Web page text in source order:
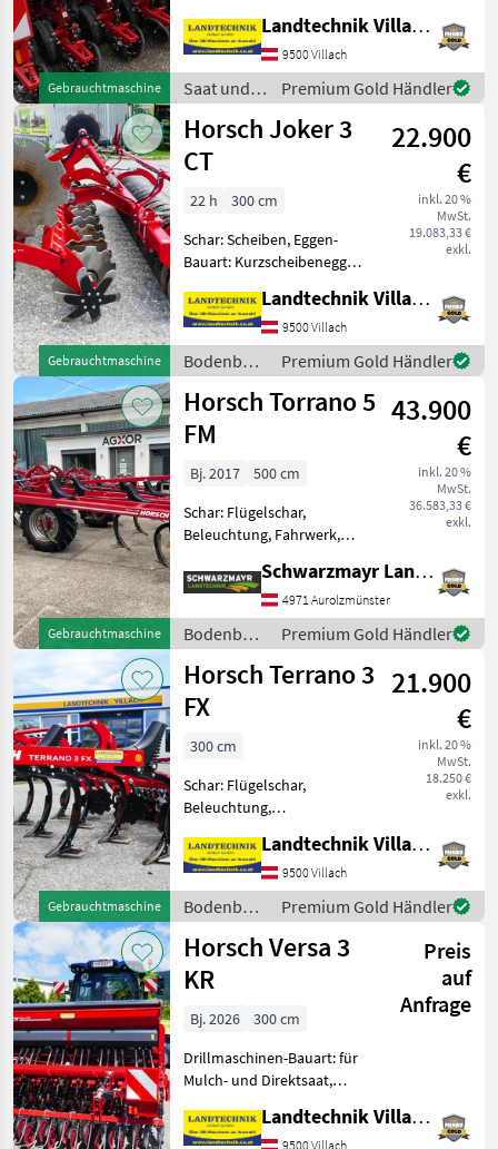
Gebrauchtmaschine
Direktsaatausstattung,
Gummidruckrollen, hydr.
klappbar, Mais,
pneumatisch,
Reihendüngerstreuer,
Rüben, elektr. Überw
Landtechnik Villach GmbH
9500 Villach
Saat und
Pflege /
Horsch
Premium Gold Händler
Gebrauchtmaschine
Horsch Joker 3
CT
22.900
€
inkl. 20 %
MwSt.
19.083,33 €
exkl.
22 h
300 cm
Schar: Scheiben, Eggen-
Bauart: Kurzscheibenegge,
Scheibenegge 3 CT, 3 m
Scheibeneggen,
Randscheiben, hydr.
Tiefenverstellung mit
Speicherblase, Bele
Landtechnik Villach GmbH
9500 Villach
Bodenbearbeitung
/ Horsch
Premium Gold Händler
Gebrauchtmaschine
Horsch Torrano 5
FM
43.900
€
inkl. 20 %
MwSt.
36.583,33 €
exkl.
Bj. 2017
500 cm
Schar: Flügelschar,
Beleuchtung, Fahrwerk,
Klappvorrichtung,
Scharspitzen,
Steinsicherung EDV: 71462;
Grubber - mit 5m
Arbeitsbreite - mit
Überlastsicherung
Schwarzmayr Landtechnik GmbH - Aurolzmünster
4971 Aurolzmünster
Bodenbearbeitung
/ Horsch
Premium Gold Händler
Gebrauchtmaschine
Horsch Terrano 3
FX
21.900
€
inkl. 20 %
MwSt.
18.250 €
exkl.
300 cm
Schar: Flügelschar,
Beleuchtung,
Grubber Terrano 3 FX, mit
Terragrip Zinken,
Mulchmixscharspitze und
Mulchmixscharflügel,
Einebnungsscheiben gefe
Landtechnik Villach GmbH
9500 Villach
Bodenbearbeitung
/ Horsch
Premium Gold Händler
Horsch Versa 3
KR
Preis
auf
Anfrage
Bj. 2026
300 cm
Drillmaschinen-Bauart: für
Mulch- und Direktsaat,
Zweischeibenschare,
Landtechnik Villach GmbH
9500 Villach